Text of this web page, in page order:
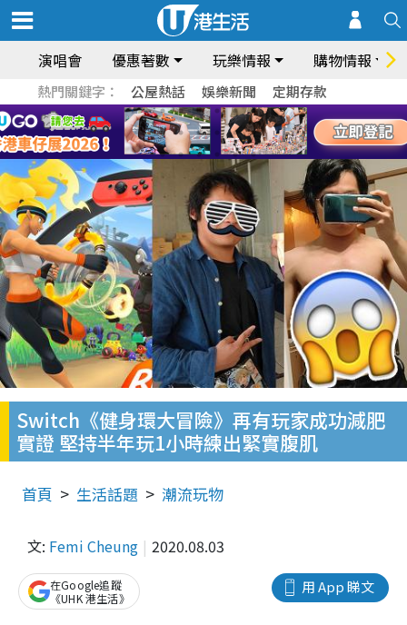
演唱會 優惠著數 玩樂情報 購物情報
熱門關鍵字： 公屋熱話 娛樂新聞 定期存款
Switch《健身環大冒險》再有玩家成功減肥
實證 堅持半年玩1小時練出緊實腹肌
首頁 生活話題 潮流玩物
文: Femi Cheung 2020.08.03
用 App 睇文
在Google追蹤
《UHK 港生活》